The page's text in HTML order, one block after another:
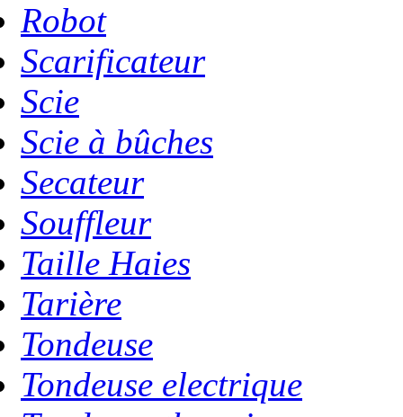
Robot
Scarificateur
Scie
Scie à bûches
Secateur
Souffleur
Taille Haies
Tarière
Tondeuse
Tondeuse electrique